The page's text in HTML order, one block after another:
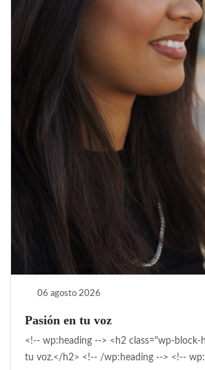
06 agosto 2026
Pasión en tu voz
<!-- wp:heading --> <h2 class="wp-block-
tu voz.</h2> <!-- /wp:heading --> <!--